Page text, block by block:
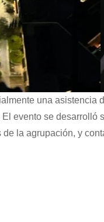
una asistencia
evento se
la agrupación, y